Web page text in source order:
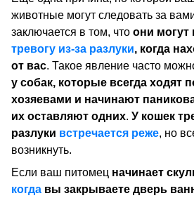
животные могут следовать за
заключается в том, что они
тревогу из-за разлуки, когда
от вас. Такое явление часто
у собак, которые всегда ходят
хозяевами и начинают
их оставляют одних. У кошек
разлуки встречается реже, но
возникнуть.
Если ваш питомец начинает
когда вы закрываете дверь